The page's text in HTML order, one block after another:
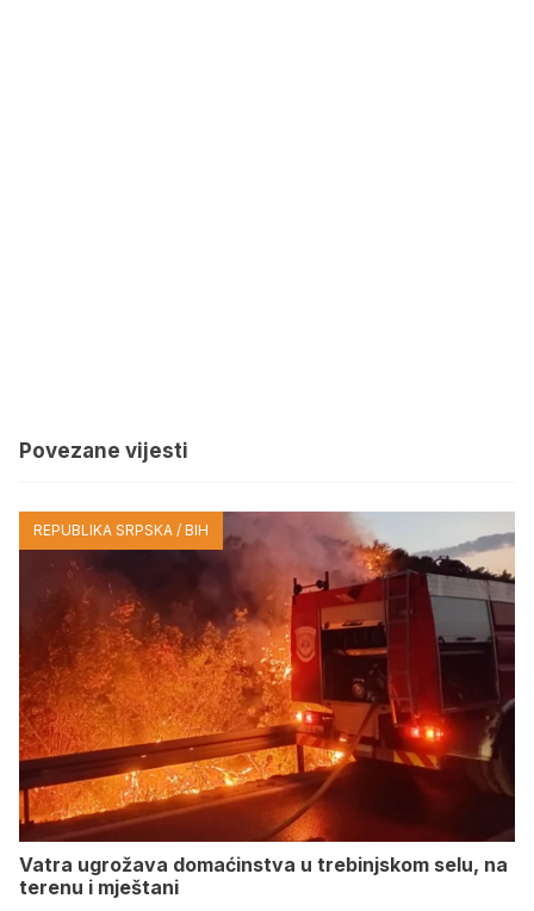
Povezane vijesti
REPUBLIKA SRPSKA / BIH
Vatra ugrožava domaćinstva u trebinjskom selu, na
terenu i mještani